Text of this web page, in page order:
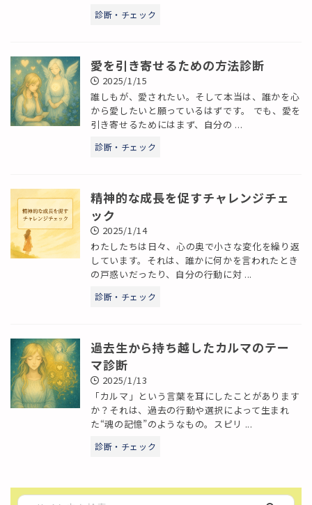
診断・チェック
愛を引き寄せるための方法診断
2025/1/15
誰しもが、愛されたい。そして本当は、誰かを心
から愛したいと願っているはずです。 でも、愛を
引き寄せるためにはまず、自分の ...
診断・チェック
精神的な成長を促すチャレンジチェ
ック
2025/1/14
わたしたちは日々、心の奥で小さな変化を繰り返
しています。それは、誰かに何かを言われたとき
の戸惑いだったり、自分の行動に対 ...
診断・チェック
過去生から持ち越したカルマのテー
マ診断
2025/1/13
「カルマ」という言葉を耳にしたことがあります
か？それは、過去の行動や選択によって生まれ
た“魂の記憶”のようなもの。スピリ ...
診断・チェック